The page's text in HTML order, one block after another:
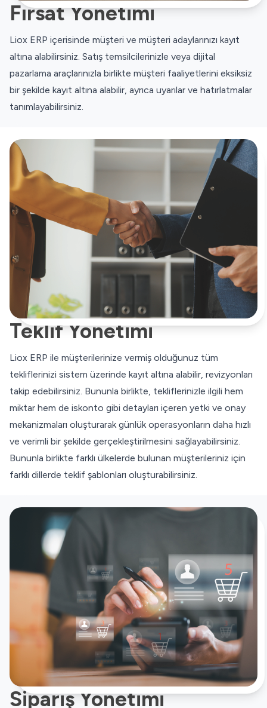
Fırsat Yönetimi
Liox ERP içerisinde müşteri ve müşteri adaylarınızı kayıt
altına alabilirsiniz. Satış temsilcilerinizle veya dijital
pazarlama araçlarınızla birlikte müşteri faaliyetlerini eksiksiz
bir şekilde kayıt altına alabilir, ayrıca uyarılar ve hatırlatmalar
tanımlayabilirsiniz.
Teklif Yönetimi
Liox ERP ile müşterilerinize vermiş olduğunuz tüm
tekliflerinizi sistem üzerinde kayıt altına alabilir, revizyonları
takip edebilirsiniz. Bununla birlikte, tekliflerinizle ilgili hem
miktar hem de iskonto gibi detayları içeren yetki ve onay
mekanizmaları oluşturarak günlük operasyonların daha hızlı
ve verimli bir şekilde gerçekleştirilmesini sağlayabilirsiniz.
Bununla birlikte farklı ülkelerde bulunan müşterileriniz için
farklı dillerde teklif şablonları oluşturabilirsiniz.
Sipariş Yönetimi